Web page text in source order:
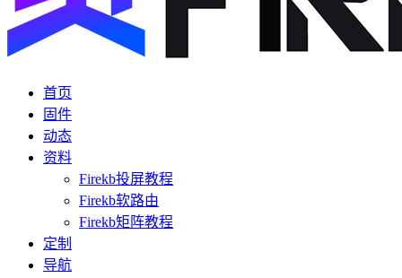
首页
固件
动态
资料
Firekb投屏教程
Firekb软路由
Firekb矩阵教程
定制
导航